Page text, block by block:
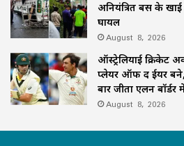
अनियंत्रित बस के
घायल
August 8, 2026
ऑस्ट्रेलियाई क्रिकेट
प्लेयर ऑफ द ईयर बने,
बार जीता एलन बॉर्डर
August 8, 2026